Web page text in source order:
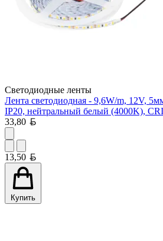
Светодиодные ленты
Лента светодиодная - 9,6W/m, 12V,
IP20, нейтральный белый (4000K),
33,80
13,50
Купить